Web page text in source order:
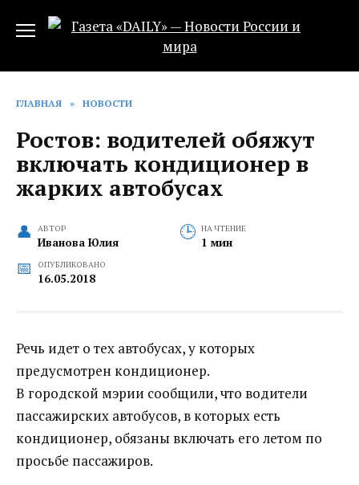
ГЛАВНАЯ » НОВОСТИ
Ростов: водителей обяжут
включать кондиционер в
жарких автобусах
АВТОР
Иванова Юлия
НА ЧТЕНИЕ
1 мин
ОПУБЛИКОВАНО
16.05.2018
Речь идет о тех автобусах, у которых
предусмотрен кондиционер.
В городской мэрии сообщили, что водители
пассажирских автобусов, в которых есть
кондиционер, обязаны включать его летом по
просьбе пассажиров.